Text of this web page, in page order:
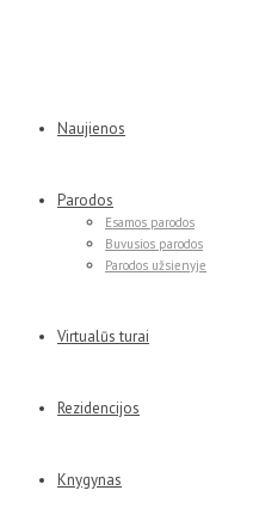
Naujienos
Parodos
Esamos parodos
Buvusios parodos
Parodos užsienyje
Virtualūs turai
Rezidencijos
Knygynas